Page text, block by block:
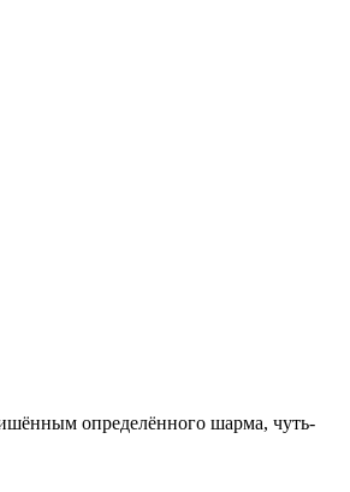
определённого шарма, чуть-